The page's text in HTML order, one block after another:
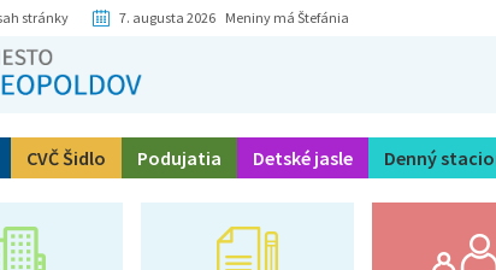
stránky 7. augusta 2026 Meniny má Štefánia
CVČ Šidlo Podujatia Detské jasle Denný